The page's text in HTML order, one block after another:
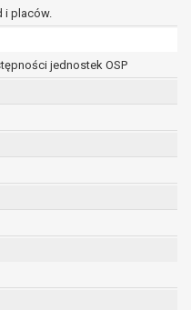
i placów.
jednostek OSP
w zamian ich
celów, ale osoba,
potrzebuje ich do
lub dochodzenia
dotyczą, wniosła
przetwarzania
ustalenia czy
podstawy po
w przypadku gdy